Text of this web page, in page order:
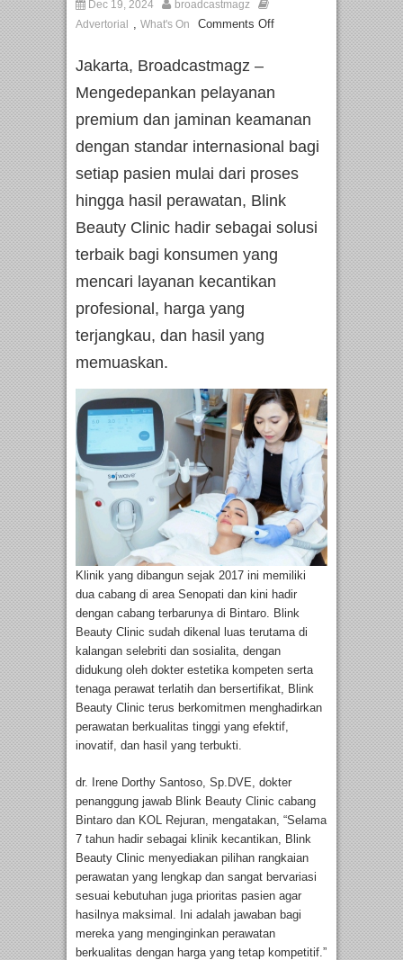
Dec 19, 2024
broadcastmagz
Advertorial
, What's On Comments Off
Jakarta, Broadcastmagz –
Mengedepankan pelayanan
premium dan jaminan keamanan
dengan standar internasional bagi
setiap pasien mulai dari proses
hingga hasil perawatan, Blink
Beauty Clinic hadir sebagai solusi
terbaik bagi konsumen yang
mencari layanan kecantikan
profesional, harga yang
terjangkau, dan hasil yang
memuaskan.
Klinik yang dibangun sejak 2017 ini memiliki
dua cabang di area Senopati dan kini hadir
dengan cabang terbarunya di Bintaro. Blink
Beauty Clinic sudah dikenal luas terutama di
kalangan selebriti dan sosialita, dengan
didukung oleh dokter estetika kompeten serta
tenaga perawat terlatih dan bersertifikat, Blink
Beauty Clinic terus berkomitmen menghadirkan
perawatan berkualitas tinggi yang efektif,
inovatif, dan hasil yang terbukti.
dr. Irene Dorthy Santoso, Sp.DVE, dokter
penanggung jawab Blink Beauty Clinic cabang
Bintaro dan KOL Rejuran, mengatakan, “Selama
7 tahun hadir sebagai klinik kecantikan, Blink
Beauty Clinic menyediakan pilihan rangkaian
perawatan yang lengkap dan sangat bervariasi
sesuai kebutuhan juga prioritas pasien agar
hasilnya maksimal. Ini adalah jawaban bagi
mereka yang menginginkan perawatan
berkualitas dengan harga yang tetap kompetitif.”